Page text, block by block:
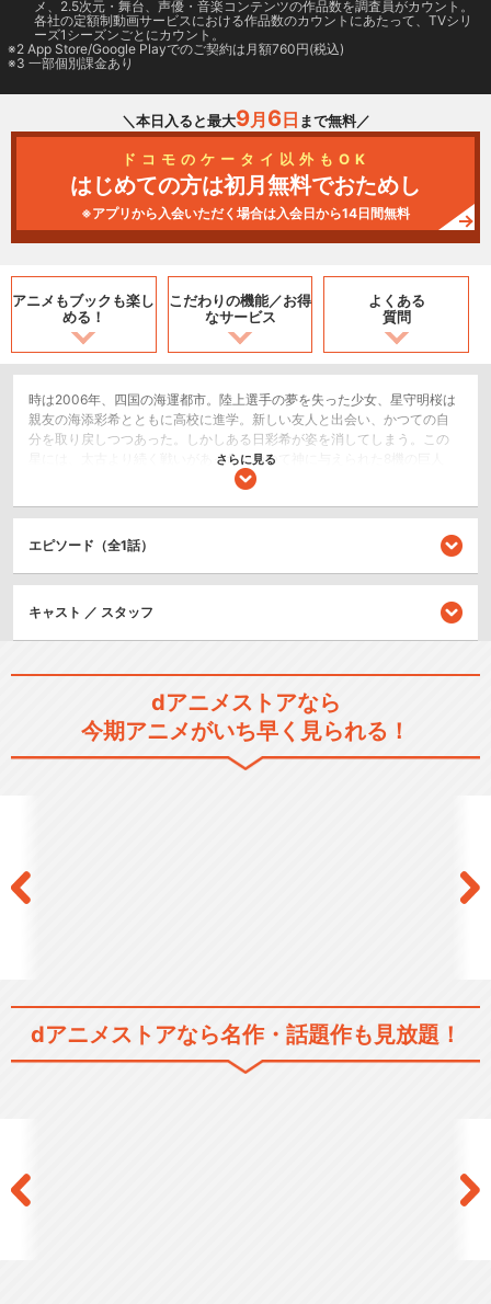
メ、2.5次元・舞台、声優・音楽コンテンツの作品数を調査員がカウント。
各社の定額制動画サービスにおける作品数のカウントにあたって、TVシリ
ーズ1シーズンごとにカウント。
2 App Store/Google Playでのご契約は月額760円(税込)
3 一部個別課金あり
＼本日入ると最大9月 6日 まで無料／
ドコモのケータイ以外もOK
はじめての方は初月無料でおためし
※アプリから入会いただく場合は入会日から14日間無料
アニメもブックも楽し
める！
こだわりの機能／お得
なサービス
よくある
質問
時は2006年、四国の海運都市。陸上選手の夢を失った少女、星守明桜は
親友の海添彩希とともに高校に進学。新しい友人と出会い、かつての自
分を取り戻しつつあった。しかしある日彩希が姿を消してしまう。この
星には、太古より続く戦いがあった。かつて神に与えられた8機の巨人
〈星辰機〉。『これに乗り、百年に一度現れる〈簒奪者〉より生命の火
それから幾星霜。全ての星辰機が斃れてから百年。次の百年を繋ぐため
建造された巨大ロボット〈星辰機・デスタニア・レプリカ〉の「精神燃
料」として捧げられた彩希の魂に選ばれ、明桜は全生命を守る戦いに身
を投じる。彩希とともにいるために。彩希へ一歩踏み出すために。そし
た時、存在しない9番目の巨人が目覚める。其は〈ヴァリシア〉。冥王の
名を持つ白亜の巨人。
アクション/バトル
さらに見る
エピソード（全1話）
キャスト ／ スタッフ
dアニメストアなら
今期アニメがいち早く見られる！
dアニメストアなら名作・話題作も見放題！